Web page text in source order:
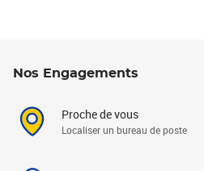
Nos Engagements
Proche de vous
Localiser un bureau de poste